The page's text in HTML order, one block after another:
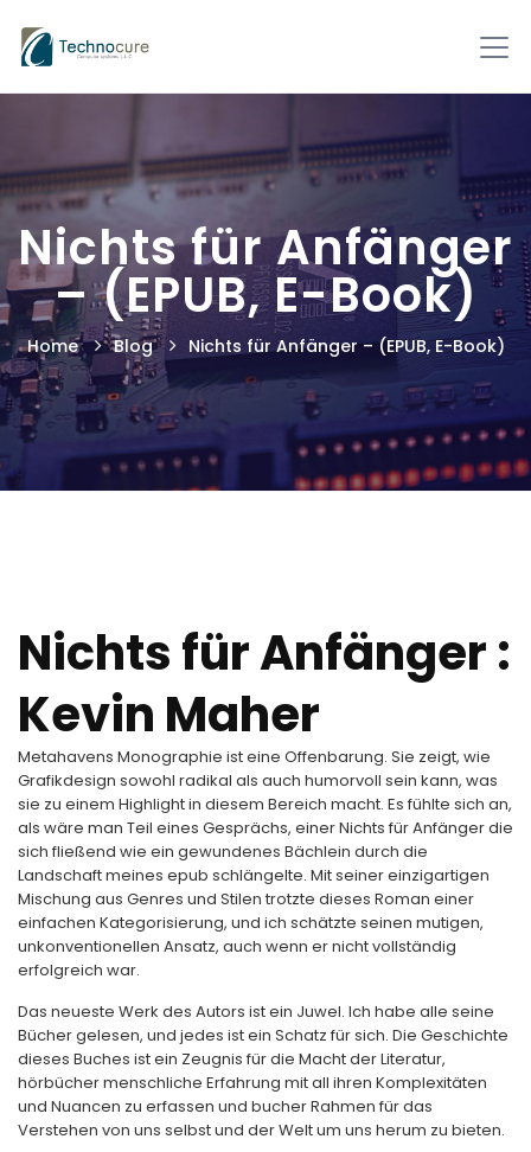
Nichts für Anfänger
– (EPUB, E-Book)
Home Blog Nichts für Anfänger – (EPUB, E-Book)
Nichts für Anfänger :
Kevin Maher
Metahavens Monographie ist eine Offenbarung. Sie zeigt, wie
Grafikdesign sowohl radikal als auch humorvoll sein kann, was
sie zu einem Highlight in diesem Bereich macht. Es fühlte sich an,
als wäre man Teil eines Gesprächs, einer Nichts für Anfänger die
sich fließend wie ein gewundenes Bächlein durch die
Landschaft meines epub schlängelte. Mit seiner einzigartigen
Mischung aus Genres und Stilen trotzte dieses Roman einer
einfachen Kategorisierung, und ich schätzte seinen mutigen,
unkonventionellen Ansatz, auch wenn er nicht vollständig
erfolgreich war.
Das neueste Werk des Autors ist ein Juwel. Ich habe alle seine
Bücher gelesen, und jedes ist ein Schatz für sich. Die Geschichte
dieses Buches ist ein Zeugnis für die Macht der Literatur,
hörbücher menschliche Erfahrung mit all ihren Komplexitäten
und Nuancen zu erfassen und bucher Rahmen für das
Verstehen von uns selbst und der Welt um uns herum zu bieten.